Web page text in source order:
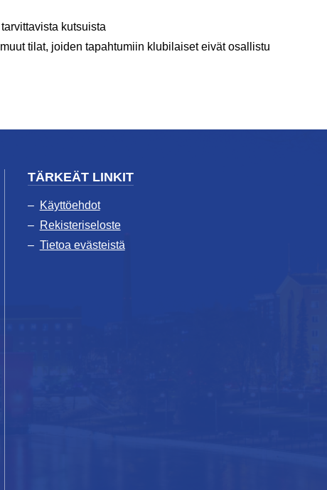
kutsuista
tilat, joiden tapahtumiin klubilaiset eivät osallistu
TÄRKEÄT LINKIT
Käyttöehdot
Rekisteriseloste
Tietoa evästeistä